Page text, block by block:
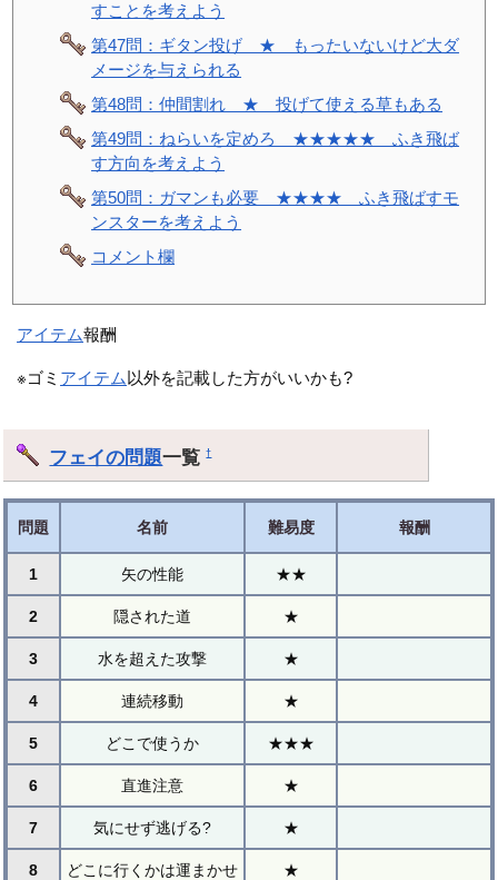
すことを考えよう
第47問：ギタン投げ ★ もったいないけど大ダ
メージを与えられる
第48問：仲間割れ ★ 投げて使える草もある
第49問：ねらいを定めろ ★★★★★ ふき飛ば
す方向を考えよう
第50問：ガマンも必要 ★★★★ ふき飛ばすモ
ンスターを考えよう
コメント欄
アイテム報酬
※ゴミ アイテム 以外を記載した方がいいかも?
フェイの問題一覧†
問題 名前 難易度 報酬
1 矢の性能 ★★
2 隠された道 ★
3 水を超えた攻撃 ★
4 連続移動 ★
5 どこで使うか ★★★
6 直進注意 ★
7 気にせず逃げる? ★
8 どこに行くかは運まかせ ★